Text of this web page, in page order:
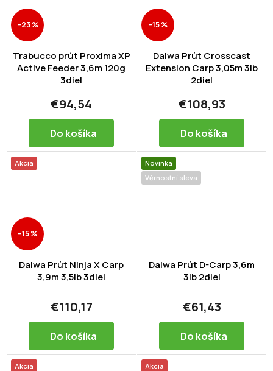
–23 %
Trabucco prút Proxima XP
Active Feeder 3,6m 120g
3diel
€94,54
Do košíka
–15 %
Daiwa Prút Crosscast
Extension Carp 3,05m 3lb
2diel
€108,93
Do košíka
Akcia
–15 %
Daiwa Prút Ninja X Carp
3,9m 3,5lb 3diel
€110,17
Do košíka
Novinka
Věrnostní sleva
Daiwa Prút D-Carp 3,6m
3lb 2diel
€61,43
Do košíka
Akcia Akcia